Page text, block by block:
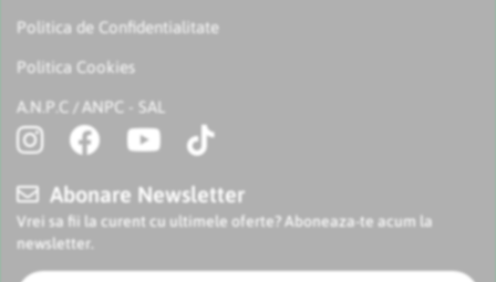
Politica de Confidentialitate
Politica Cookies
A.N.P.C / ANPC - SAL
Abonare Newsletter
Vrei sa fii la curent cu ultimele oferte? Aboneaza-te acum la
newsletter.